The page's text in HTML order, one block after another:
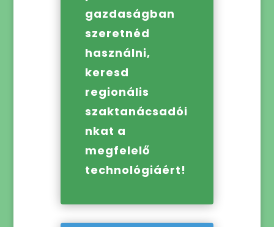
gazdaságban
szeretnéd
használni,
keresd
regionális
szaktanácsadói
nkat a
megfelelő
technológiáért!